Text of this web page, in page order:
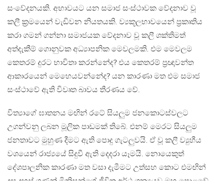
සංවේදනයකි. අභාවයට යන සමාජ සංස්ථාවක වේදනාව වූ
කලී ක්‍රමයෙන් වැඩිවන නියතයකි. ව්‍යකූලභාවයෙන් ප්‍රකෘතිය
කරා ගමන් ගන්නා සමාජයක වේදනාව වූ කලී ශක්තිමත්
අත්දැකීම් ගොනුවක අධ්‍යාපනික මෙවලමකි. එම මෙවලම
කෙතරම් දුරට භාවිතා කරන්නේද? එය කෙතරම් ප්‍රඥාවන්ත
ආකාරයෙන් මෙහෙයවන්නේද? යන කාරණා මත එම සමාජ
සංස්ථාවේ ඇති විවෘත බාවය තීරණය වේ.
විත්‍යාගේ ඝාතනය මඟින් රටේ සියලුම ජනකොටස්වලට
උගන්වනු ලබන මූලික පාඩමක් තිබේ. එනම් මෙරට සියලුම
ජනතාවට මුහුණ දීමට ඇති පොදු ගැටලුවයි. ඒ වූ කලී ව්‍යුහීය
වශයෙන් රාජ්‍යයේ සිදුවී ඇති දෙදරා යෑමයි. නොයෙකුත්
දේශපාලනික කාරණා මත වසා දැමීමට උත්සහ කොට එමඟින්